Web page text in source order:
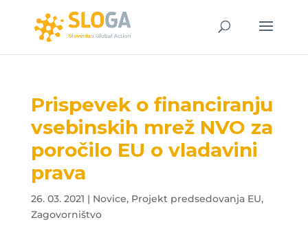
Prispevek o financiranju
vsebinskih mrež NVO za
poročilo EU o vladavini
prava
26. 03. 2021 | Novice, Projekt predsedovanja EU,
Zagovorništvo